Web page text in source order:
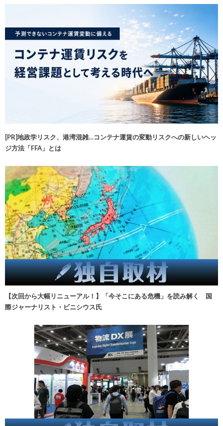
[PR]地政学リスク、港湾混雑…コンテナ運賃の変動リスクへの新しいヘッ
ジ方法「FFA」とは
【次回から大幅リニューアル！】「今そこにある危機」を読み解く 国
際ジャーナリスト・ビニシウス氏